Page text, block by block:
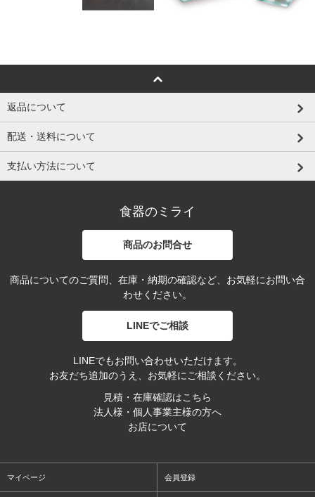
返品について
配送・送料について
支払い方法について
食器のミライ
商品のお問合せ
商品についてのご質問、在庫・納期の確認など、お気軽にお問い合
わせください。
LINEでご相談
LINEでもお問い合わせいただけます。
お友だち追加のうえ、お気軽にご相談ください。
見積・在庫確認はこちら
法人様・個人事業主様の方へ
お店について
マイページ 会員登録